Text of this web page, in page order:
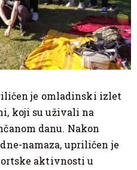
je omladinski izlet
koji su uživali na
danu. Nakon
namaza, upriličen je
aktivnosti u